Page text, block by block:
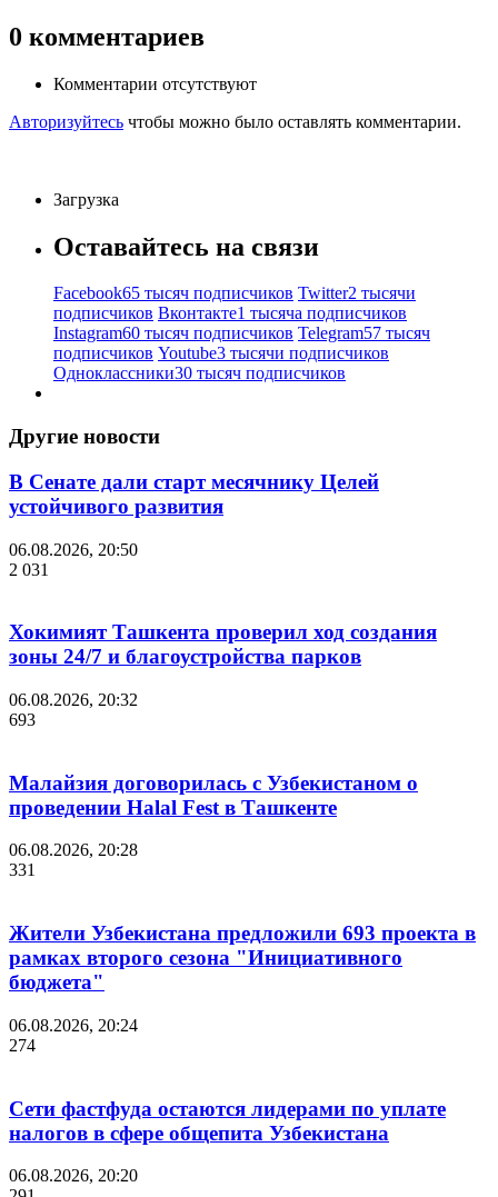
0 комментариев
Комментарии отсутствуют
Авторизуйтесь чтобы можно было оставлять комментарии.
Загрузка
Оставайтесь на связи
Facebook65 тысяч подписчиков Twitter2 тысячи
подписчиков Вконтакте1 тысяча подписчиков
Instagram60 тысяч подписчиков Telegram57 тысяч
подписчиков Youtube3 тысячи подписчиков
Одноклассники30 тысяч подписчиков
Другие новости
В Сенате дали старт месячнику Целей
устойчивого развития
06.08.2026, 20:50
2 031
Хокимият Ташкента проверил ход создания
зоны 24/7 и благоустройства парков
06.08.2026, 20:32
693
Малайзия договорилась с Узбекистаном о
проведении Halal Fest в Ташкенте
06.08.2026, 20:28
331
Жители Узбекистана предложили 693 проекта в
рамках второго сезона "Инициативного
бюджета"
06.08.2026, 20:24
274
Сети фастфуда остаются лидерами по уплате
налогов в сфере общепита Узбекистана
06.08.2026, 20:20